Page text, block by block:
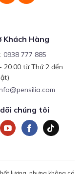
Khách Hàng
0938 777 885
20:00 từ Thứ 2 đến
chúng tôi